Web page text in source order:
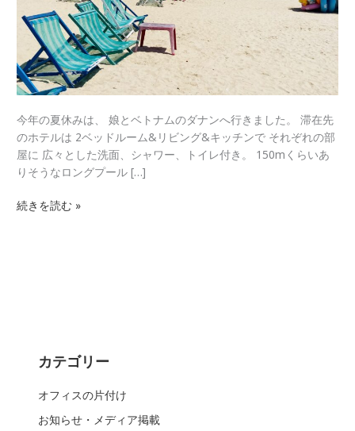
今年の夏休みは、 娘とベトナムのダナンへ行きました。 滞在先
のホテルは 2ベッドルーム&リビング&キッチンで それぞれの部
屋に 広々とした洗面、シャワー、トイレ付き。 150mくらいあ
りそうなロングプール […]
ン
旅
10
日
間
続きを読む »
カテゴリー
オフィスの片付け
お知らせ・メディア掲載